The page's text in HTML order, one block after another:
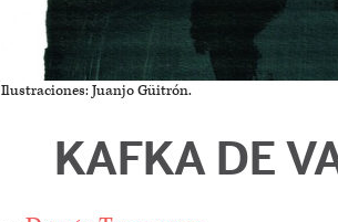
Ilustraciones: Juanjo Güitrón.
KAFKA DE